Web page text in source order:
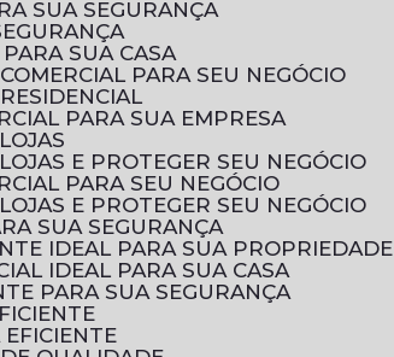
SUA SEGURANÇA
SUA CASA
PARA SEU NEGÓCIO
PARA SUA EMPRESA
E PROTEGER SEU NEGÓCIO
PARA SEU NEGÓCIO
E PROTEGER SEU NEGÓCIO
SUA SEGURANÇA
IDEAL PARA SUA PROPRIEDADE
IDEAL PARA SUA CASA
PARA SUA SEGURANÇA
EFICIENTE